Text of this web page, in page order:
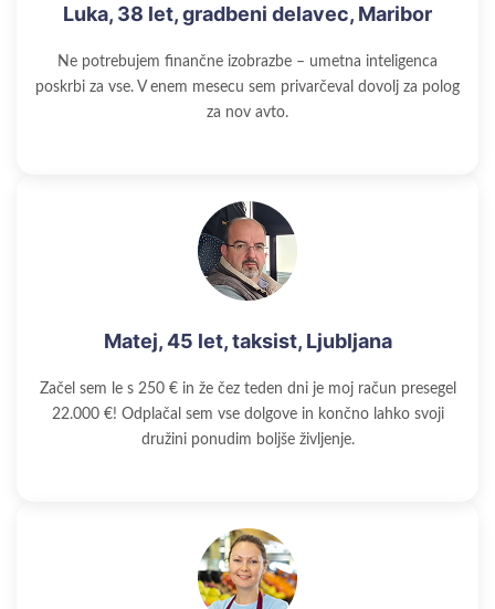
Luka, 38 let, gradbeni delavec, Maribor
Ne potrebujem finančne izobrazbe – umetna inteligenca
poskrbi za vse. V enem mesecu sem privarčeval dovolj za polog
za nov avto.
Matej, 45 let, taksist, Ljubljana
Začel sem le s 250 € in že čez teden dni je moj račun presegel
22.000 €! Odplačal sem vse dolgove in končno lahko svoji
družini ponudim boljše življenje.